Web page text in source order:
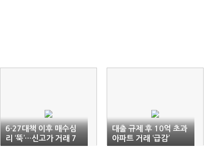
6·27대책 이후 매수심
리 ‘뚝’…신고가 거래 7
4% 급감
대출 규제 후 10억 초과
아파트 거래 ‘급감’